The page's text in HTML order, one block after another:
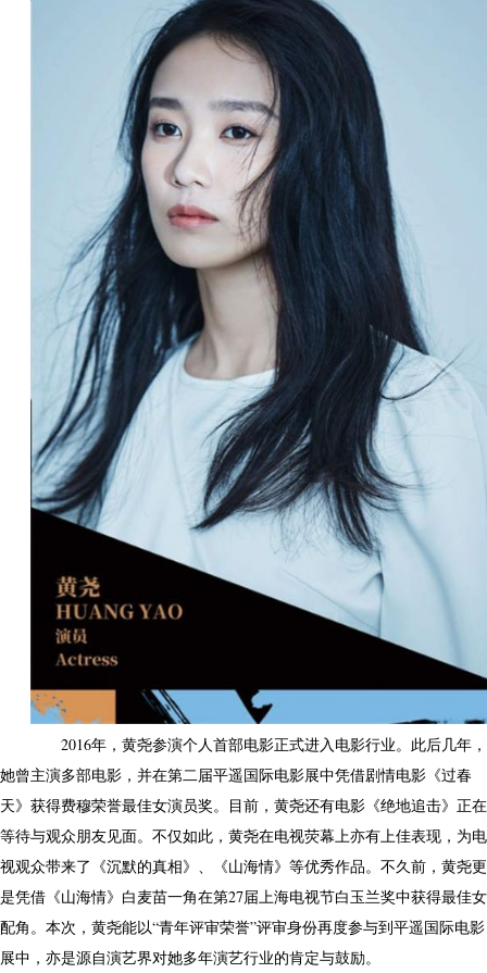
2016年，黄尧参演个人首部电影正式进入电影行业。此后几年，
她曾主演多部电影，并在第二届平遥国际电影展中凭借剧情电影《过春
天》获得费穆荣誉最佳女演员奖。目前，黄尧还有电影《绝地追击》正在
等待与观众朋友见面。不仅如此，黄尧在电视荧幕上亦有上佳表现，为电
视观众带来了《沉默的真相》、《山海情》等优秀作品。不久前，黄尧更
是凭借《山海情》白麦苗一角在第27届上海电视节白玉兰奖中获得最佳女
配角。本次，黄尧能以“青年评审荣誉”评审身份再度参与到平遥国际电影
展中，亦是源自演艺界对她多年演艺行业的肯定与鼓励。